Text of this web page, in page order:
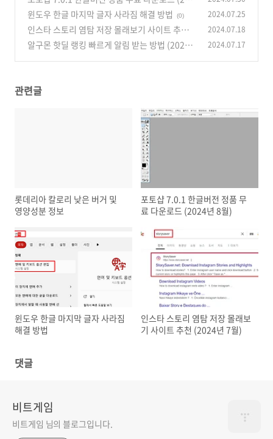
4년 8월) (1)
윈도우 한글 마지막 글자 사라짐 해결 방법 (0) 2024.07.25
인스타 스토리 염탐 저장 몰래보기 사이트 추천
(2024년 7월) (0)
2024.07.18
알구몬 핫딜 랭킹 빠르게 알림 받는 방법 (2024
2024.07.17
관련글
롯데리아 칼로리 낮은 버거 및
영양성분 정보
포토샵 7.0.1 한글버전 정품 무
료 다운로드 (2024년 8월)
윈도우 한글 마지막 글자 사라짐
해결 방법
인스타 스토리 염탐 저장 몰래보
기 사이트 추천 (2024년 7월)
댓글
비트게임
비트게임 님의 블로그입니다.